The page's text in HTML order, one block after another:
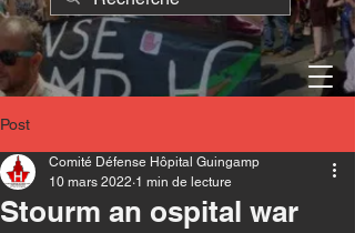
Post
Stourm an ospital war
Comité Défense Hôpital Guingamp
10 mars 2022 1 min de lecture